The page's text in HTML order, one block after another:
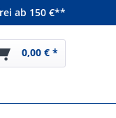
ab 150 €**
0,00 € *